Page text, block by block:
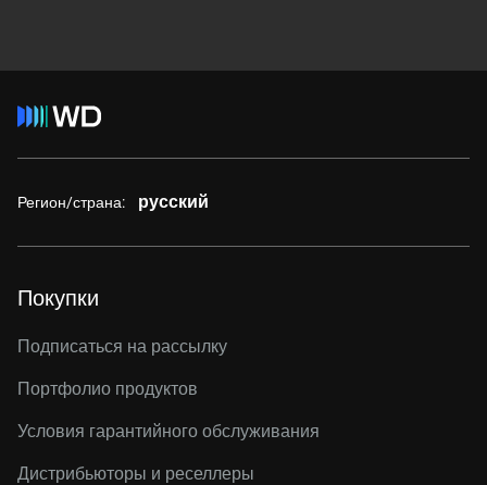
Регион/страна: русский
Покупки
Подписаться на рассылку
Портфолио продуктов
Условия гарантийного обслуживания
Дистрибьюторы и реселлеры